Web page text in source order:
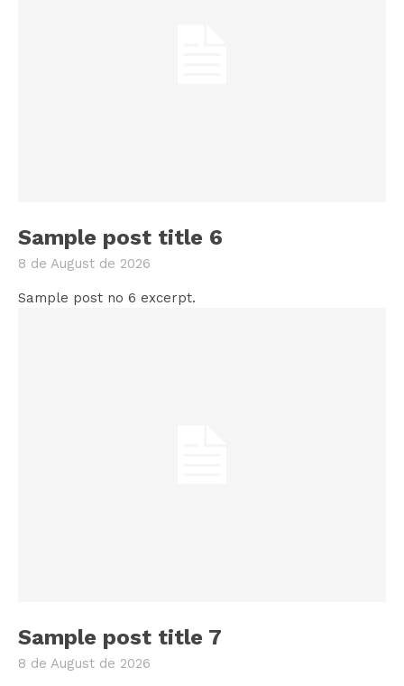
Sample post title 6
8 de August de 2026
Sample post no 6 excerpt.
Sample post title 7
8 de August de 2026